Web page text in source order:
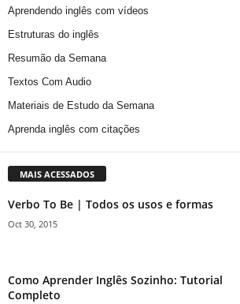
Aprendendo inglês com vídeos
Estruturas do inglês
Resumão da Semana
Textos Com Audio
Materiais de Estudo da Semana
Aprenda inglês com citações
MAIS ACESSADOS
Verbo To Be | Todos os usos e formas
Oct 30, 2015
Como Aprender Inglês Sozinho: Tutorial
Completo